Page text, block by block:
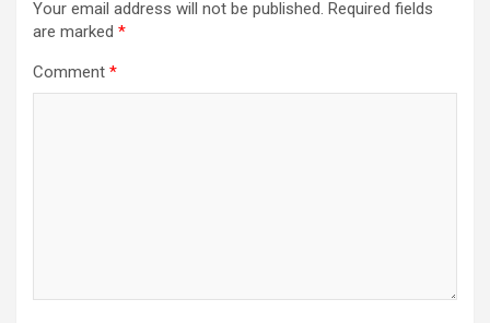
Your email address will not be published. Required fields
are marked *
Comment *